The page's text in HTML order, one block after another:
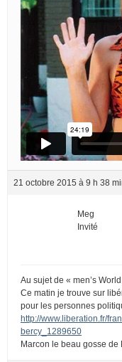
21 octobre 2015 à 9 h 38
Meg
Invité
Au sujet de « men’s
Ce matin je trouve sur
pour les personnes
http://www.liberation.fr/
bercy_1289650
Marcon le beau gosse de